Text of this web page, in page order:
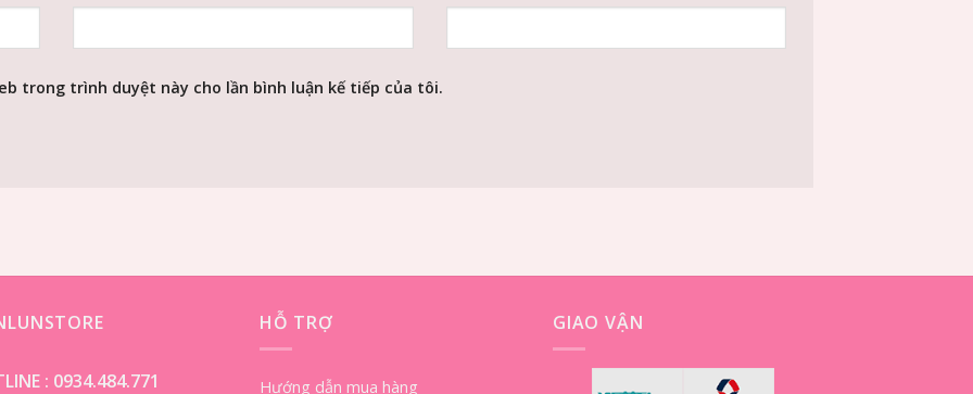
trong trình duyệt này cho lần bình luận kế tiếp của tôi.
: 0934.484.771
HỖ TRỢ
Hướng dẫn mua hàng
GIAO VẬN